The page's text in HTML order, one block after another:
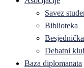
Savez
Biblioteka
Debatni
Baza diplomanata